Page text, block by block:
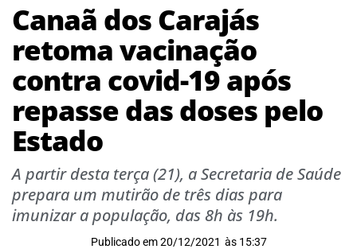
Canaã dos Carajás
retoma vacinação
contra covid-19 após
repasse das doses pelo
Estado
A partir desta terça (21), a Secretaria de Saúde
prepara um mutirão de três dias para
imunizar a população, das 8h às 19h.
Publicado em 20/12/2021 às 15:37